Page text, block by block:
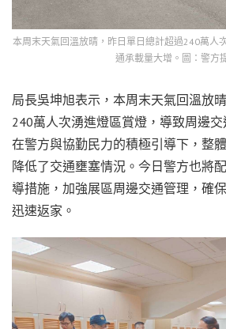
本周末天氣回溫放晴，昨日單日總計超過240萬人
通承載量大增。圖：警方
局長吳坤旭表示，本周末天氣回溫放
240萬人次湧進燈區賞燈，導致周邊
在警方與協勤民力的積極引導下，整
降低了交通壅塞情況。今日警方也將
導措施，加強展區周邊交通管理，確
迅速返家。